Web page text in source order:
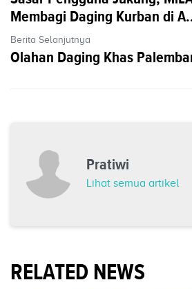
Membagi Daging Kurban di
Berita Selanjutnya
Olahan Daging Khas
Pratiwi
Lihat semua artikel
RELATED NEWS